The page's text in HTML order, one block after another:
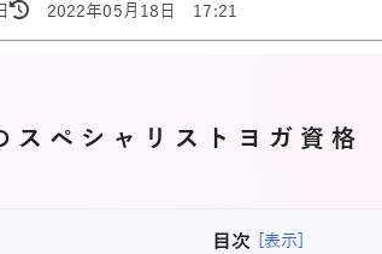
2022年05月18日 17:21
スペシャリストヨガ資格
目次 [表示]